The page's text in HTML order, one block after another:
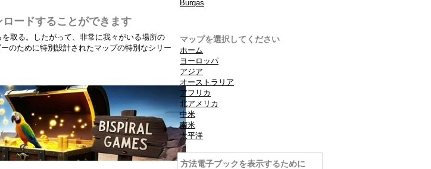
ードすることができます
取る。したがって、非常に我々がいる場所の
のために特別設計されたマップの特別なシリー
Burgas
マップを選択してください
ホーム
ヨーロッパ
アジア
オーストラリア
アフリカ
北アメリカ
中米
南米
太平洋
方法電子ブックを表示するために